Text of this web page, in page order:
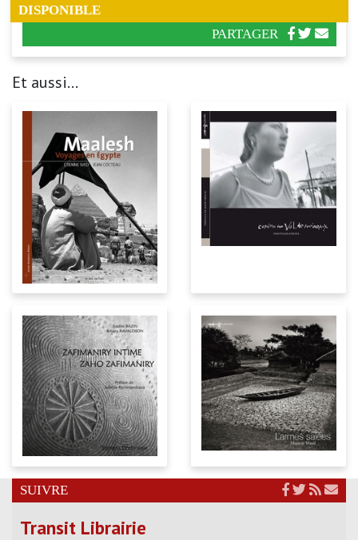
DISPONIBLE
PARTAGER
Et aussi...
SUIVRE
Transit Librairie